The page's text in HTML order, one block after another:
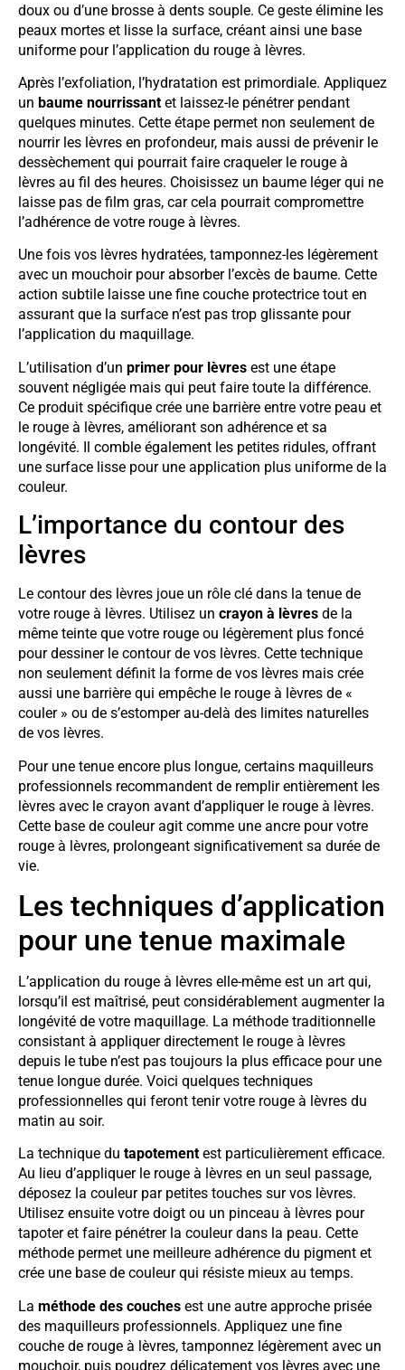
doux ou d’une brosse à dents souple. Ce geste élimine les
peaux mortes et lisse la surface, créant ainsi une base
uniforme pour l’application du rouge à lèvres.
Après l’exfoliation, l’hydratation est primordiale. Appliquez
un baume nourrissant et laissez-le pénétrer pendant
quelques minutes. Cette étape permet non seulement de
nourrir les lèvres en profondeur, mais aussi de prévenir le
dessèchement qui pourrait faire craqueler le rouge à
lèvres au fil des heures. Choisissez un baume léger qui ne
laisse pas de film gras, car cela pourrait compromettre
l’adhérence de votre rouge à lèvres.
Une fois vos lèvres hydratées, tamponnez-les légèrement
avec un mouchoir pour absorber l’excès de baume. Cette
action subtile laisse une fine couche protectrice tout en
assurant que la surface n’est pas trop glissante pour
l’application du maquillage.
L’utilisation d’un primer pour lèvres est une étape
souvent négligée mais qui peut faire toute la différence.
Ce produit spécifique crée une barrière entre votre peau et
le rouge à lèvres, améliorant son adhérence et sa
longévité. Il comble également les petites ridules, offrant
une surface lisse pour une application plus uniforme de la
couleur.
L’importance du contour des
lèvres
Le contour des lèvres joue un rôle clé dans la tenue de
votre rouge à lèvres. Utilisez un crayon à lèvres de la
même teinte que votre rouge ou légèrement plus foncé
pour dessiner le contour de vos lèvres. Cette technique
non seulement définit la forme de vos lèvres mais crée
aussi une barrière qui empêche le rouge à lèvres de «
couler » ou de s’estomper au-delà des limites naturelles
de vos lèvres.
Pour une tenue encore plus longue, certains maquilleurs
professionnels recommandent de remplir entièrement les
lèvres avec le crayon avant d’appliquer le rouge à lèvres.
Cette base de couleur agit comme une ancre pour votre
rouge à lèvres, prolongeant significativement sa durée de
vie.
Les techniques d’application
pour une tenue maximale
L’application du rouge à lèvres elle-même est un art qui,
lorsqu’il est maîtrisé, peut considérablement augmenter la
longévité de votre maquillage. La méthode traditionnelle
consistant à appliquer directement le rouge à lèvres
depuis le tube n’est pas toujours la plus efficace pour une
tenue longue durée. Voici quelques techniques
professionnelles qui feront tenir votre rouge à lèvres du
matin au soir.
La technique du tapotement est particulièrement efficace.
Au lieu d’appliquer le rouge à lèvres en un seul passage,
déposez la couleur par petites touches sur vos lèvres.
Utilisez ensuite votre doigt ou un pinceau à lèvres pour
tapoter et faire pénétrer la couleur dans la peau. Cette
méthode permet une meilleure adhérence du pigment et
crée une base de couleur qui résiste mieux au temps.
La méthode des couches est une autre approche prisée
des maquilleurs professionnels. Appliquez une fine
couche de rouge à lèvres, tamponnez légèrement avec un
mouchoir, puis poudrez délicatement vos lèvres avec une